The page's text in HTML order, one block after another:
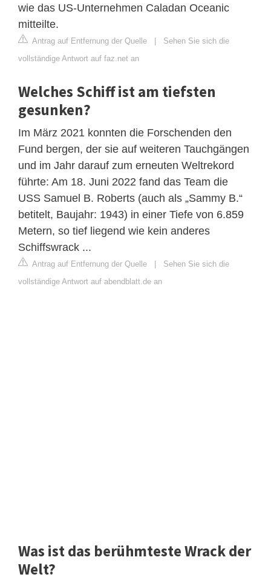
wie das US-Unternehmen Caladan Oceanic
mitteilte.
Antrag auf Entfernung der Quelle
Sehen Sie sich die
vollständige Antwort auf faz.net an
Welches Schiff ist am tiefsten
gesunken?
Im März 2021 konnten die Forschenden den
Fund bergen, der sie auf weiteren Tauchgängen
und im Jahr darauf zum erneuten Weltrekord
führte: Am 18. Juni 2022 fand das Team die
USS Samuel B. Roberts (auch als „Sammy B.“
betitelt, Baujahr: 1943) in einer Tiefe von 6.859
Metern, so tief liegend wie kein anderes
Schiffswrack ...
Antrag auf Entfernung der Quelle
Sehen Sie sich die
vollständige Antwort auf abendblatt.de an
Was ist das berühmteste Wrack der
Welt?